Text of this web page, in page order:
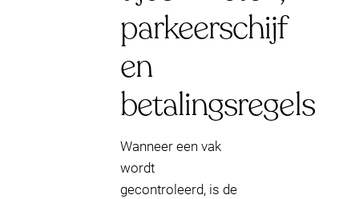
parkeerschijf
en
betalingsregels
Wanneer een vak
wordt
gecontroleerd, is de